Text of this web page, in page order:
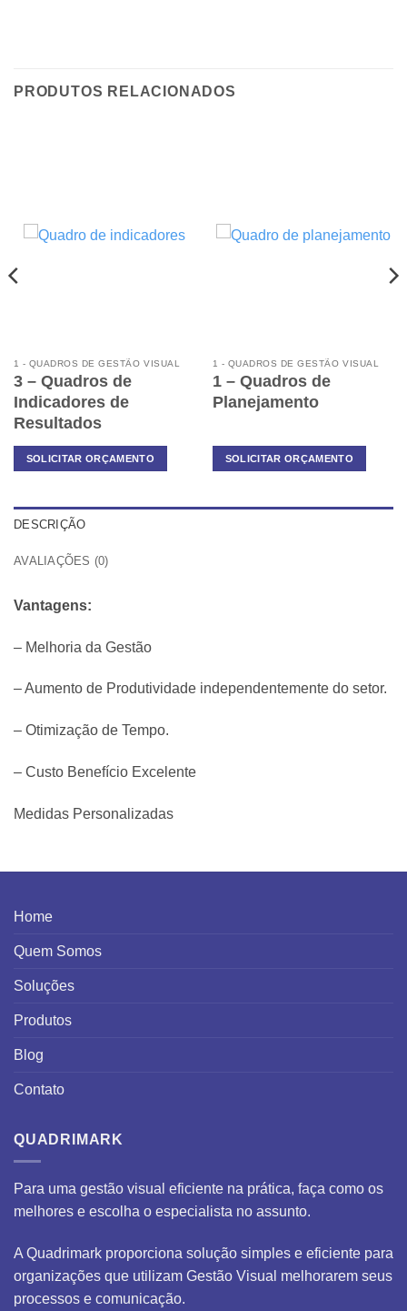
PRODUTOS RELACIONADOS
1 - QUADROS DE GESTÃO VISUAL
3 – Quadros de
Indicadores de
Resultados
SOLICITAR ORÇAMENTO
1 - QUADROS DE GESTÃO VISUAL
1 – Quadros de
Planejamento
SOLICITAR ORÇAMENTO
DESCRIÇÃO
AVALIAÇÕES (0)
Vantagens:
– Melhoria da Gestão
– Aumento de Produtividade independentemente do setor.
– Otimização de Tempo.
– Custo Benefício Excelente
Medidas Personalizadas
Home
Quem Somos
Soluções
Produtos
Blog
Contato
QUADRIMARK
Para uma gestão visual eficiente na prática, faça como os
melhores e escolha o especialista no assunto.
A Quadrimark proporciona solução simples e eficiente para
organizações que utilizam Gestão Visual melhorarem seus
processos e comunicação.